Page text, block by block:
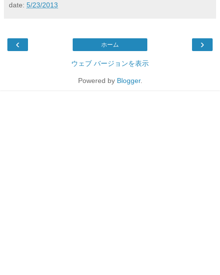
date: 5/23/2013
‹ ›
ホーム
ウェブ バージョンを表示
Powered by Blogger.